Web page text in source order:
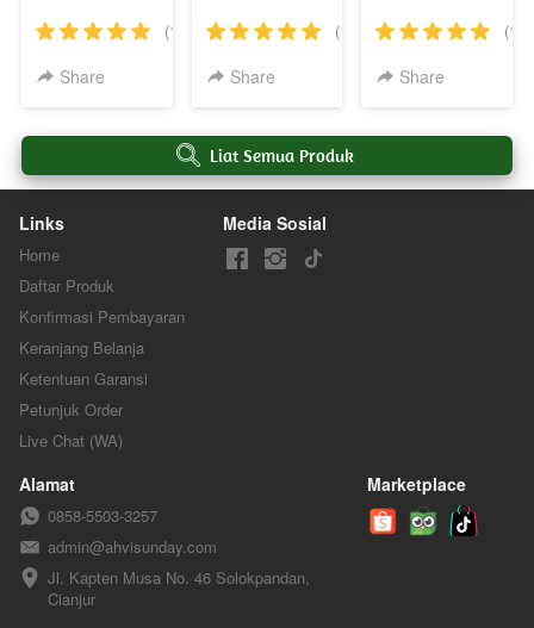
(18)
Share
(15)
Share
(18)
Share
` Liat Semua Produk
Links
Home
Daftar Produk
Konfirmasi Pembayaran
Keranjang Belanja
Ketentuan Garansi
Petunjuk Order
Live Chat (WA)
Media Sosial
Alamat
0858-5503-3257
admin@ahvisunday.com
Jl. Kapten Musa No. 46 Solokpandan,
Cianjur
Marketplace